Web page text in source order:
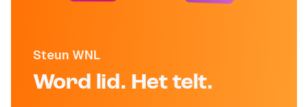
Steun WNL
Word lid. Het telt.